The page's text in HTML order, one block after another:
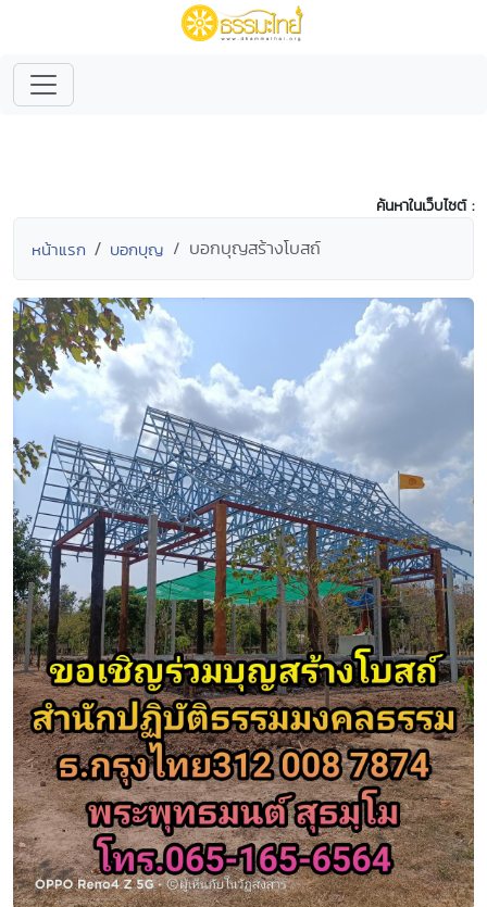
ค้นหาในเว็บไซต์ :
หน้าแรก บอกบุญ บอกบุญสร้างโบสถ์